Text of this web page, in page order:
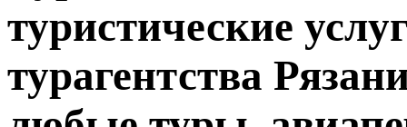
туристические
турагентства